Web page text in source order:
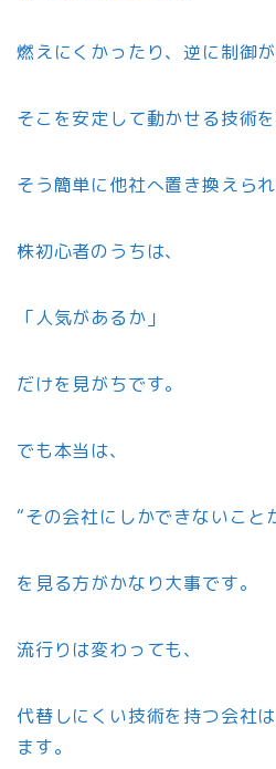
燃えにくかったり、逆に制御
そこを安定して動かせる技術
そう簡単に他社へ置き換えられ
株初心者のうちは、
「人気があるか」
だけを見がちです。
でも本当は、
“その会社にしかできないこと
を見る方がかなり大事です。
流行りは変わっても、
代替しにくい技術を持つ会社
ます。